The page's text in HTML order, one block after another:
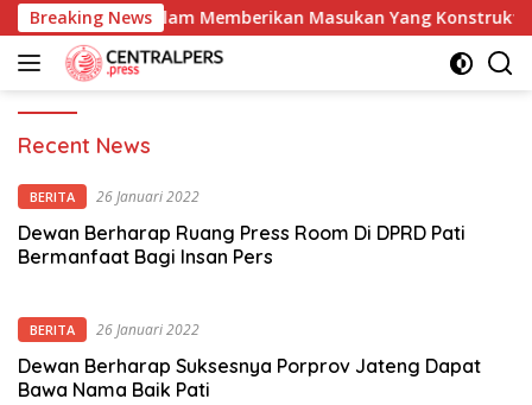
Skip
to
content
Breaking News
PIN RI Dalam Memberikan Masukan Yang Konstruktif
Central
Recent News
BERITA 26 Januari 2022
Dewan Berharap Ruang Press Room Di DPRD Pati
Bermanfaat Bagi Insan Pers
BERITA 26 Januari 2022
Dewan Berharap Suksesnya Porprov Jateng Dapat
Bawa Nama Baik Pati